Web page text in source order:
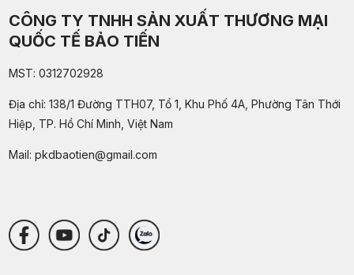
CÔNG TY TNHH SẢN XUẤT THƯƠNG MẠI
QUỐC TẾ BẢO TIẾN
MST: 0312702928
Địa chỉ: 138/1 Đường TTH07, Tổ 1, Khu Phố 4A, Phường Tân Thới
Hiệp, TP. Hồ Chí Minh, Việt Nam
Mail: pkdbaotien@gmail.com